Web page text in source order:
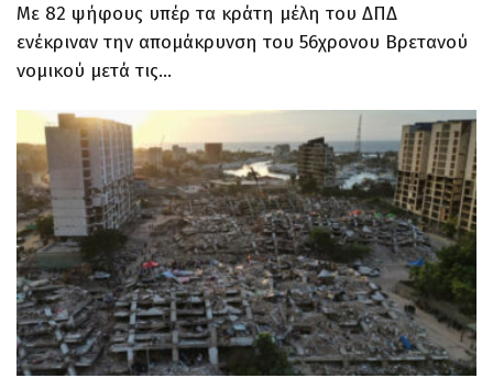
Με 82 ψήφους υπέρ τα κράτη μέλη του ΔΠΔ
ενέκριναν την απομάκρυνση του 56χρονου Βρετανού
νομικού μετά τις…